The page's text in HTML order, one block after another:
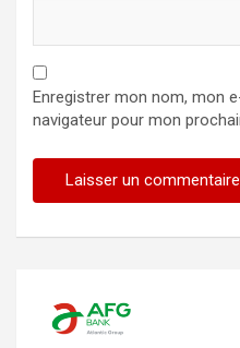
Enregistrer mon nom, mon
navigateur pour mon